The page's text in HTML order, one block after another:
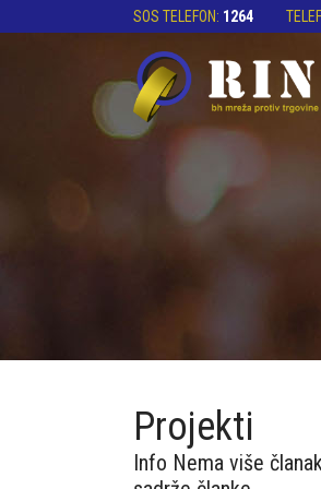
SOS TELEFON: 1264
Projekti
Info Nema više